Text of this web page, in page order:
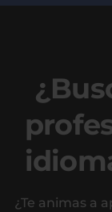
¿Te animas a